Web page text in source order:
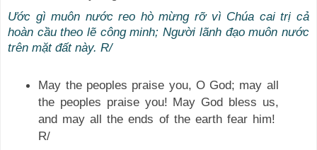
Ước gì muôn nước reo hò mừng rỡ vì Chúa cai trị cả
hoàn cầu theo lẽ công minh; Người lãnh đạo muôn nước
trên mặt đất này. R/
May the peoples praise you, O God; may all
the peoples praise you! May God bless us,
and may all the ends of the earth fear him!
R/